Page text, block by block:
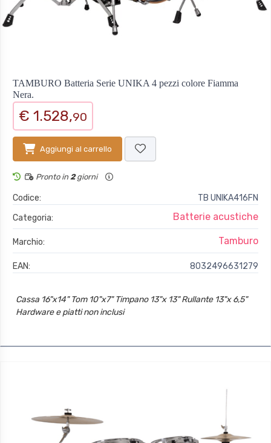
TAMBURO Batteria Serie UNIKA 4 pezzi colore Fiamma
Nera.
€ 1.528,90
Aggiungi al carrello
Pronto in 2giorni
Codice:
TB UNIKA416FN
Categoria:
Batterie acustiche
Marchio: Tamburo
EAN: 8032496631279
Cassa 16"x14" Tom 10"x7" Timpano 13"x 13" Rullante 13"x 6,5"
Hardware e piatti non inclusi